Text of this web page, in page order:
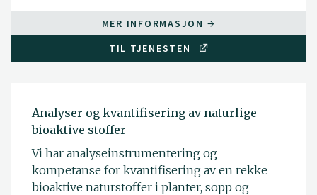
MER INFORMASJON
TIL TJENESTEN
Analyser og kvantifisering av naturlige
bioaktive stoffer
Vi har analyseinstrumentering og
kompetanse for kvantifisering av en rekke
bioaktive naturstoffer i planter, sopp og